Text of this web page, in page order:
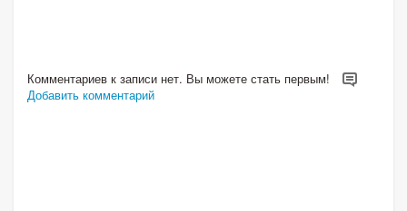
Комментариев к записи нет. Вы можете стать первым!
Добавить комментарий